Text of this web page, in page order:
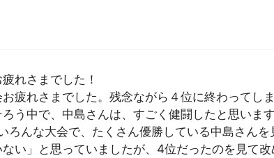
れさまでした！
疲れさまでした。残念ながら４位に終わってし
う中で、中島さんは、すごく健闘したと思いま
ろんな大会で、たくさん優勝している中島さんを
い」と思っていましたが、4位だったのを見て改